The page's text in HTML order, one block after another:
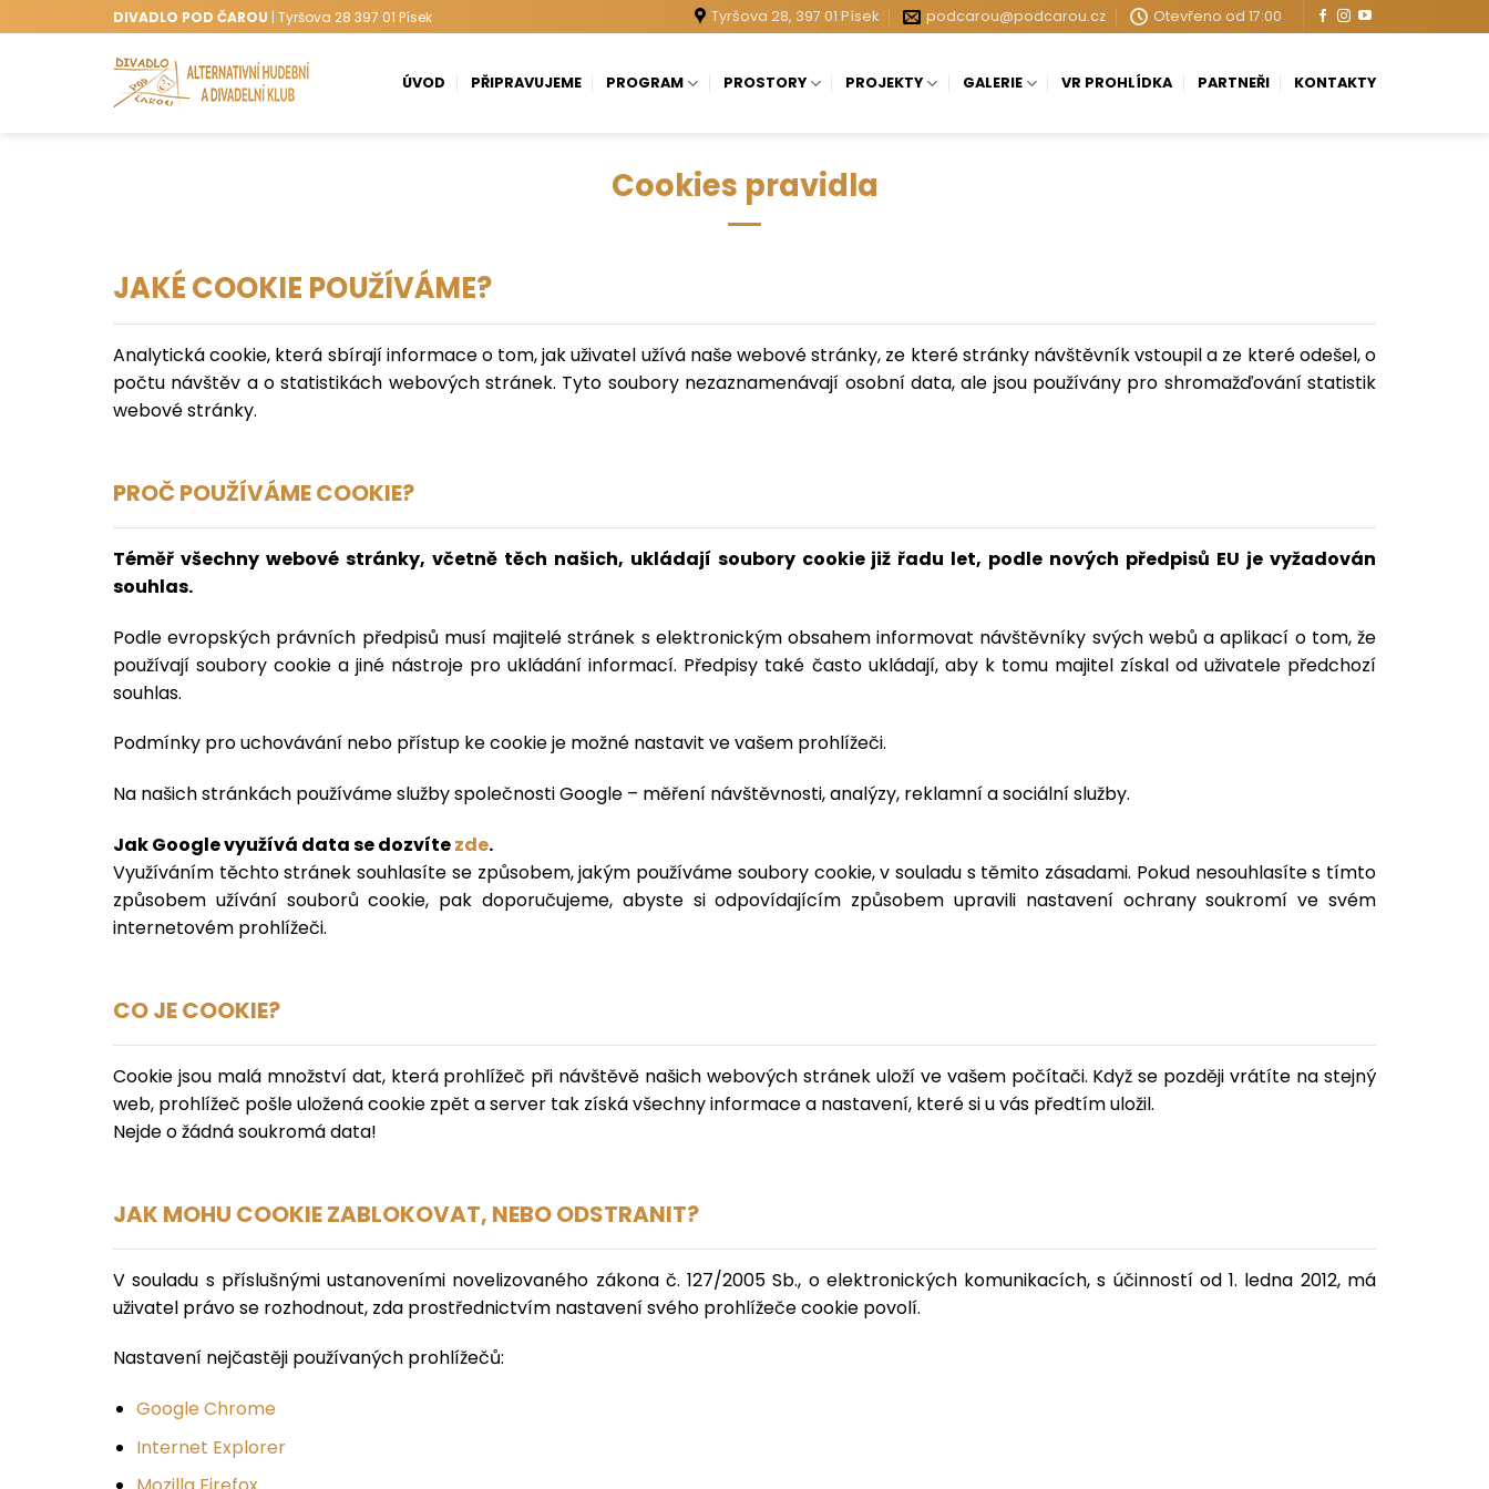
na
DIVADLO POD ČAROU | Tyršova 28 397 01 Písek Tyršova 28, 397 01 Písek podcarou@podcarou.cz Otevřeno od 17:00
ÚVOD PŘIPRAVUJEME PROGRAM PROSTORY PROJEKTY GALERIE VR PROHLÍDKA PARTNEŘI KONTAKTY
Cookies pravidla
JAKÉ COOKIE POUŽÍVÁME?
Analytická cookie, která sbírají informace o tom, jak uživatel užívá naše webové stránky, ze které stránky návštěvník vstoupil a ze které odešel, o
počtu návštěv a o statistikách webových stránek. Tyto soubory nezaznamenávají osobní data, ale jsou používány pro shromažďování statistik
webové stránky.
PROČ POUŽÍVÁME COOKIE?
Téměř všechny webové stránky, včetně těch našich, ukládají soubory cookie již řadu let, podle nových předpisů EU je vyžadován
souhlas.
Podle evropských právních předpisů musí majitelé stránek s elektronickým obsahem informovat návštěvníky svých webů a aplikací o tom, že
používají soubory cookie a jiné nástroje pro ukládání informací. Předpisy také často ukládají, aby k tomu majitel získal od uživatele předchozí
souhlas.
Podmínky pro uchovávání nebo přístup ke cookie je možné nastavit ve vašem prohlížeči.
Na našich stránkách používáme služby společnosti Google – měření návštěvnosti, analýzy, reklamní a sociální služby.
Jak Google využívá data se dozvítezde.
Využíváním těchto stránek souhlasíte se způsobem, jakým používáme soubory cookie, v souladu s těmito zásadami. Pokud nesouhlasíte s tímto
způsobem užívání souborů cookie, pak doporučujeme, abyste si odpovídajícím způsobem upravili nastavení ochrany soukromí ve svém
internetovém prohlížeči.
CO JE COOKIE?
Cookie jsou malá množství dat, která prohlížeč při návštěvě našich webových stránek uloží ve vašem počítači. Když se později vrátíte na stejný
web, prohlížeč pošle uložená cookie zpět a server tak získá všechny informace a nastavení, které si u vás předtím uložil.
Nejde o žádná soukromá data!
JAK MOHU COOKIE ZABLOKOVAT, NEBO ODSTRANIT?
V souladu s příslušnými ustanoveními novelizovaného zákona č. 127/2005 Sb., o elektronických komunikacích, s účinností od 1. ledna 2012, má
uživatel právo se rozhodnout, zda prostřednictvím nastavení svého prohlížeče cookie povolí.
Nastavení nejčastěji používaných prohlížečů:
Google Chrome
Internet Explorer